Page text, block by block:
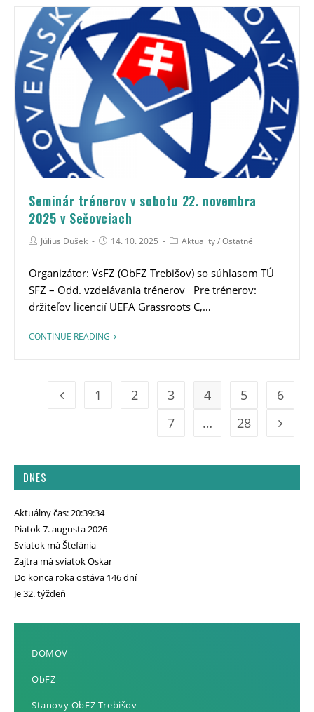
Seminár trénerov v sobotu 22. novembra
2025 v Sečovciach
Július Dušek 14. 10. 2025 Aktuality/Ostatné
Organizátor: VsFZ (ObFZ Trebišov) so súhlasom TÚ
SFZ – Odd. vzdelávania trénerov Pre trénerov:
držiteľov licencií UEFA Grassroots C,…
CONTINUE READING
1 2 3 4 5
6
7
… 28
DNES
Aktuálny čas: 20:39:35
Piatok 7. augusta 2026
Sviatok má Štefánia
Zajtra má sviatok Oskar
Do konca roka ostáva 146 dní
Je 32. týždeň
DOMOV
ObFZ
Stanovy ObFZ Trebišov